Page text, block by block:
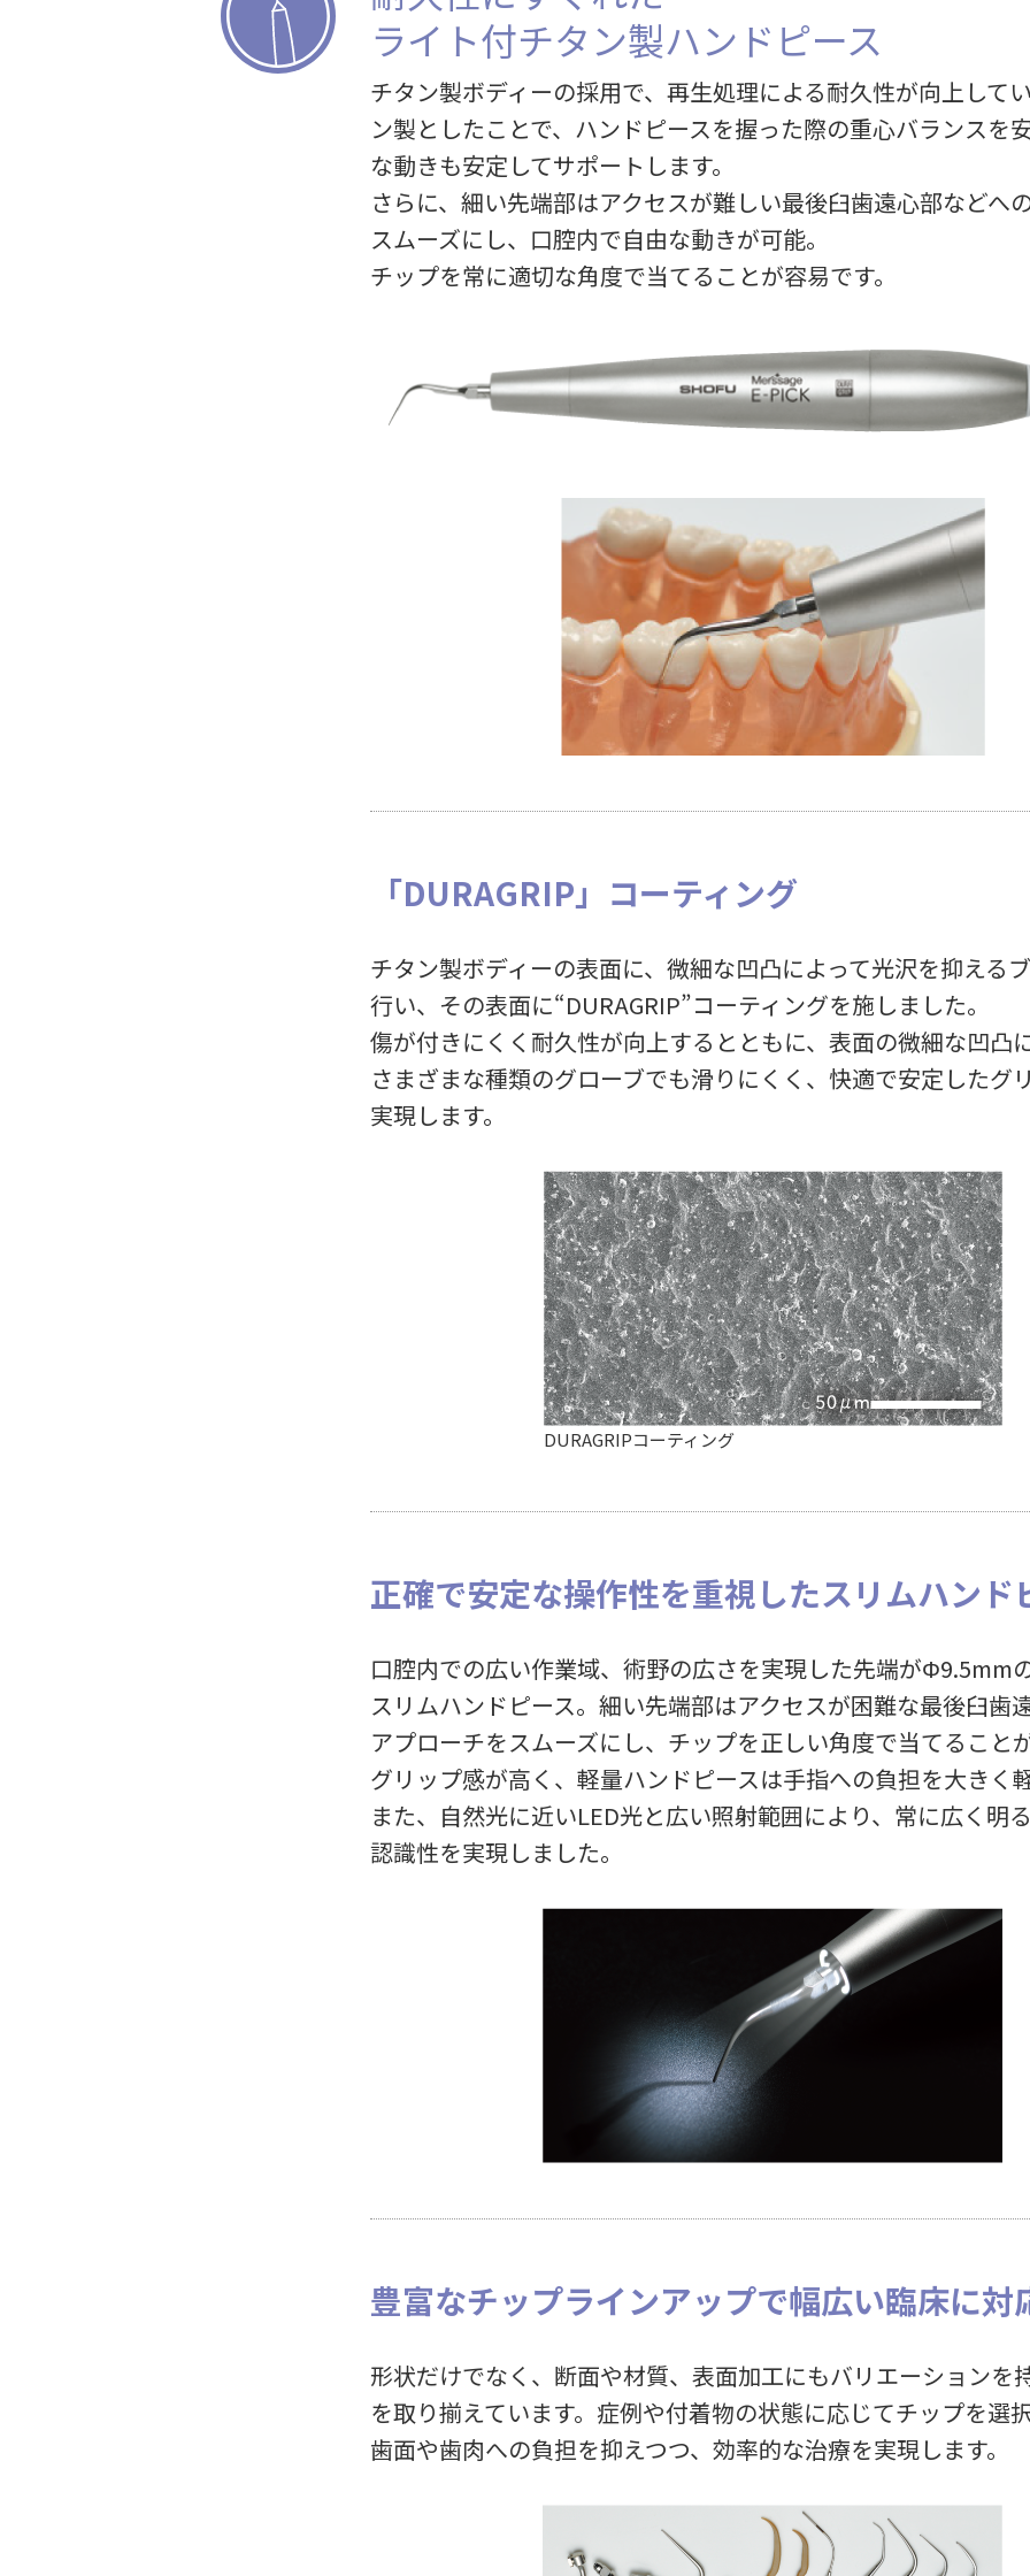
ライト付チタン製ハンドピース
チタン製ボディーの採用で、再生処理による耐久性が向上して
ン製としたことで、ハンドピースを握った際の重心バランスを
な動きも安定してサポートします。
さらに、細い先端部はアクセスが難しい最後臼歯遠心部などへ
スムーズにし、口腔内で自由な動きが可能。
チップを常に適切な角度で当てることが容易です。
「DURAGRIP」コーティング
チタン製ボディーの表面に、微細な凹凸によって光沢を抑える
行い、その表面に“DURAGRIP”コーティングを施しました。
傷が付きにくく耐久性が向上するとともに、表面の微細な凹凸に
さまざまな種類のグローブでも滑りにくく、快適で安定したグ
実現します。
DURAGRIPコーティング
正確で安定な操作性を重視したスリムハンド
口腔内での広い作業域、術野の広さを実現した先端がΦ9.5mm
スリムハンドピース。細い先端部はアクセスが困難な最後臼歯
アプローチをスムーズにし、チップを正しい角度で当てることが
グリップ感が高く、軽量ハンドピースは手指への負担を大きく軽
また、自然光に近いLED光と広い照射範囲により、常に広く明
認識性を実現しました。
豊富なチップラインアップで幅広い臨床に対
形状だけでなく、断面や材質、表面加工にもバリエーションを
を取り揃えています。症例や付着物の状態に応じてチップを選択
歯面や歯肉への負担を抑えつつ、効率的な治療を実現します。